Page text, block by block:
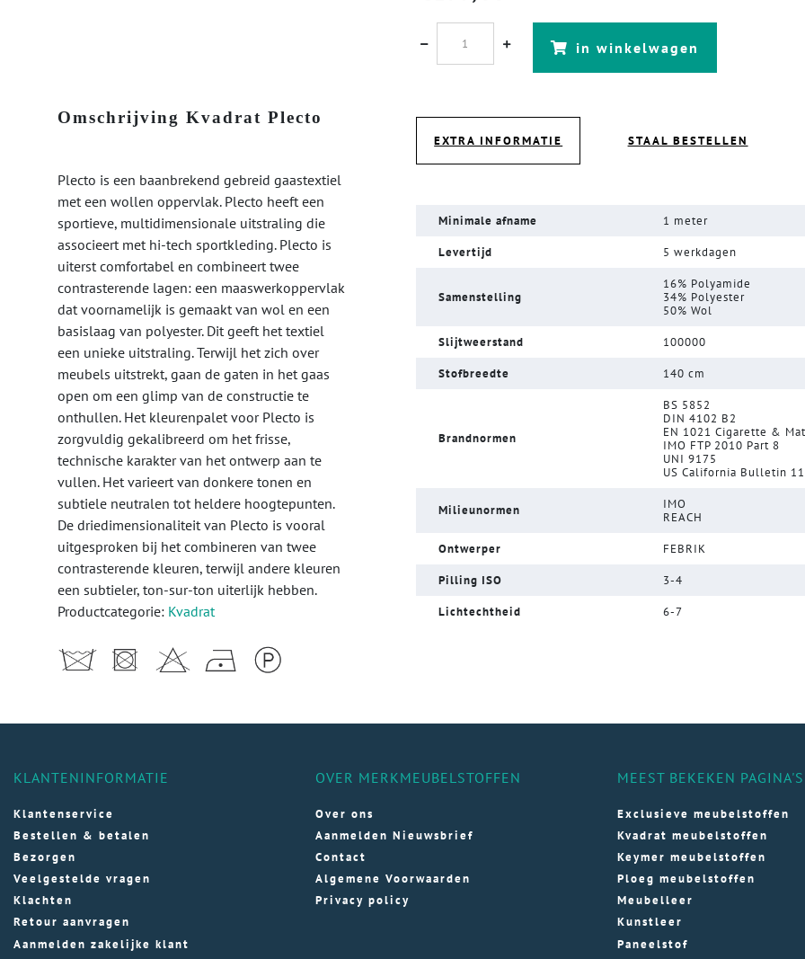
in winkelwagen
Omschrijving Kvadrat Plecto
Plecto is een baanbrekend gebreid gaastextiel
met een wollen oppervlak. Plecto heeft een
sportieve, multidimensionale uitstraling die
associeert met hi-tech sportkleding. Plecto is
uiterst comfortabel en combineert twee
contrasterende lagen: een maaswerkoppervlak
dat voornamelijk is gemaakt van wol en een
basislaag van polyester. Dit geeft het textiel
een unieke uitstraling. Terwijl het zich over
meubels uitstrekt, gaan de gaten in het gaas
open om een glimp van de constructie te
onthullen. Het kleurenpalet voor Plecto is
zorgvuldig gekalibreerd om het frisse,
technische karakter van het ontwerp aan te
vullen. Het varieert van donkere tonen en
subtiele neutralen tot heldere hoogtepunten.
De driedimensionaliteit van Plecto is vooral
uitgesproken bij het combineren van twee
contrasterende kleuren, terwijl andere kleuren
een subtieler, ton-sur-ton uiterlijk hebben.
Productcategorie: Kvadrat
EXTRA INFORMATIE STAAL BESTELLEN
Minimale afname 1 meter
Levertijd 5 werkdagen
Samenstelling
16% Polyamide
34% Polyester
50% Wol
Slijtweerstand 100000
Stofbreedte 140 cm
Brandnormen
BS 5852
DIN 4102 B2
EN 1021 Cigarette &
IMO FTP 2010 Part 8
UNI 9175
US California Bulletin
Milieunormen
IMO
REACH
Ontwerper FEBRIK
Pilling ISO 3-4
Lichtechtheid 6-7
KLANTENINFORMATIE
Klantenservice
Bestellen & betalen
Bezorgen
Veelgestelde vragen
Klachten
Retour aanvragen
Aanmelden zakelijke klant
OVER MERKMEUBELSTOFFEN
Over ons
Aanmelden Nieuwsbrief
Contact
Algemene Voorwaarden
Privacy policy
MEEST BEKEKEN PAGINA'S
Exclusieve meubelstoffen
Kvadrat meubelstoffen
Keymer meubelstoffen
Ploeg meubelstoffen
Meubelleer
Kunstleer
Paneelstof